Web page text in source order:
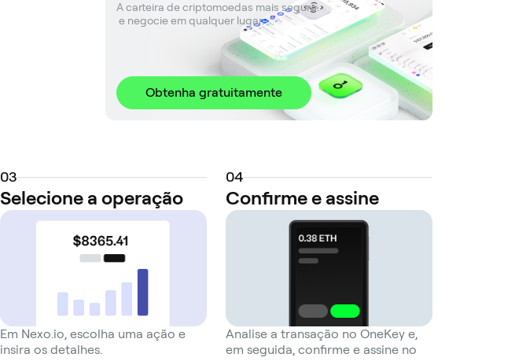
A carteira de criptomoedas mais segura.
e negocie em qualquer lugar.
Obtenha gratuitamente
03
Selecione a operação
Em Nexo.io, escolha uma ação e
insira os detalhes.
04
Confirme e assine
Analise a transação no OneKey e,
em seguida, confirme e assine no